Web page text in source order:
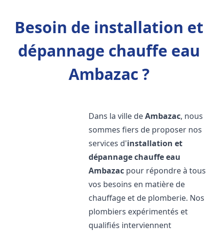
Besoin de installation et
dépannage chauffe eau
Ambazac ?
Dans la ville deAmbazac, nous
sommes fiers de proposer nos
services d'installation et
dépannage chauffe eau
Ambazac pour répondre à tous
vos besoins en matière de
chauffage et de plomberie. Nos
plombiers expérimentés et
qualifiés interviennent